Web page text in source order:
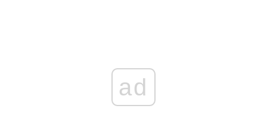
ad